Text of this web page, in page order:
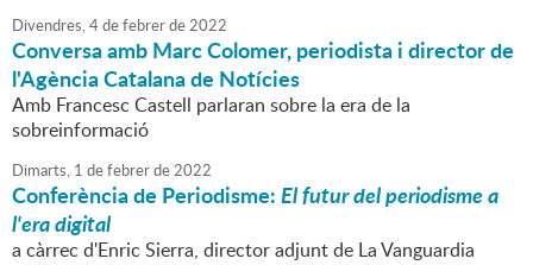
Divendres,4defebrerde2022
Conversa amb Marc Colomer, periodista i director de
l'Agència Catalana de Notícies
Amb Francesc Castell parlaran sobre la era de la
sobreinformació
Dimarts, 1 defebrerde2022
Conferència de Periodisme:El futur del periodisme a
l'era digital
a càrrec d'Enric Sierra, director adjunt de La Vanguardia